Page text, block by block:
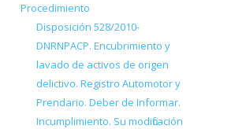
Procedimiento
Disposición 528/2010-
DNRNPACP. Encubrimiento y
lavado de activos de origen
delictivo. Registro Automotor y
Prendario. Deber de Informar.
Incumplimiento. Su modificación